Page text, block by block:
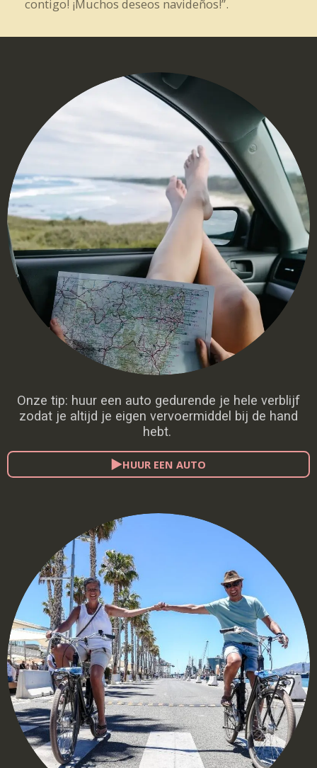
contigo! ¡Muchos deseos navideños!”.
Onze tip: huur een auto gedurende je hele verblijf
zodat je altijd je eigen vervoermiddel bij de hand
hebt.
HUUR EEN AUTO